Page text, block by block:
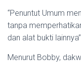
“Penuntut Umum
tanpa
dan alat bukti
Menurut Bobby,